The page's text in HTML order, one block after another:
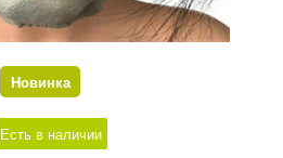
Новинка
Есть в наличии